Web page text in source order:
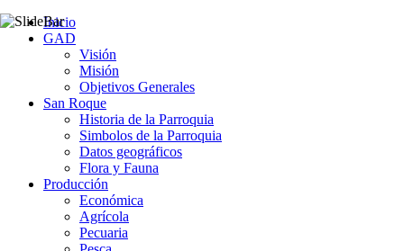
Inicio
GAD
Visión
Misión
Objetivos Generales
San Roque
Historia de la Parroquia
Simbolos de la Parroquia
Datos geográficos
Flora y Fauna
Producción
Económica
Agrícola
Pecuaria